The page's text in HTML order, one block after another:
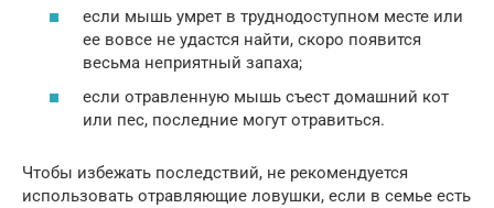
если мышь умрет в труднодоступном месте или
ее вовсе не удастся найти, скоро появится
весьма неприятный запаха;
если отравленную мышь съест домашний кот
или пес, последние могут отравиться.
Чтобы избежать последствий, не рекомендуется
использовать отравляющие ловушки, если в семье есть